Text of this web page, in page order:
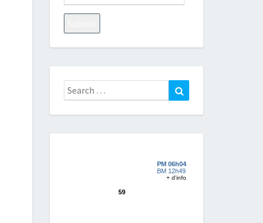
Search
for: